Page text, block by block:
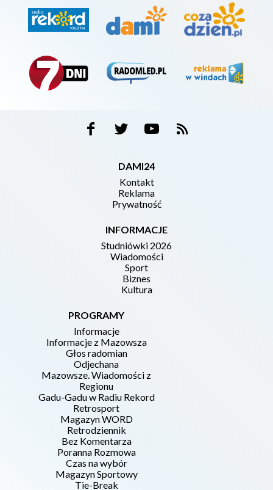
DAMI24
Kontakt
Reklama
Prywatność
INFORMACJE
Studniówki 2026
Wiadomości
Sport
Biznes
Kultura
PROGRAMY
Informacje
Informacje z Mazowsza
Głos radomian
Odjechana
Mazowsze. Wiadomości z
Regionu
Gadu-Gadu w Radiu Rekord
Retrosport
Magazyn WORD
Retrodziennik
Bez Komentarza
Poranna Rozmowa
Czas na wybór
Magazyn Sportowy
Tie-Break